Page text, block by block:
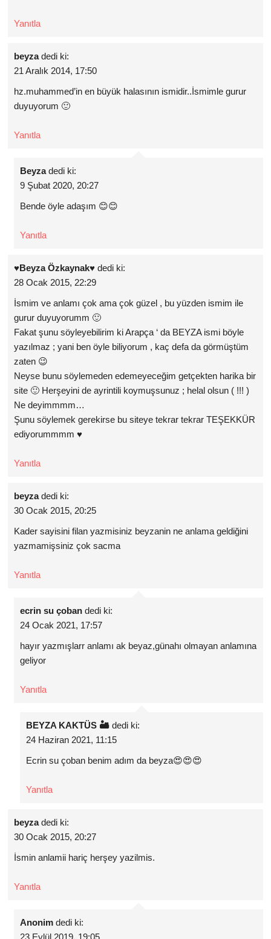
Yanıtla
beyza dedi ki:
21 Aralık 2014, 17:50
hz.muhammed’in en büyük halasının ismidir..İsmimle gurur
duyuyorum 🙂
Yanıtla
Beyza dedi ki:
9 Şubat 2020, 20:27
Bende öyle adaşım 😊😊
Yanıtla
♥Beyza Özkaynak♥ dedi ki:
28 Ocak 2015, 22:29
İsmim ve anlamı çok ama çok güzel , bu yüzden ismim ile
gurur duyuyorumm 🙂
Fakat şunu söyleyebilirim ki Arapça ‘ da BEYZA ismi böyle
yazılmaz ; yani ben öyle biliyorum , kaç defa da görmüştüm
zaten 😉
Neyse bunu söylemeden edemeyeceğim getçekten harika bir
site 🙂 Herşeyini de ayrintili koymuşsunuz ; helal olsun ( !!! )
Ne deyimmmm…
Şunu söylemek gerekirse bu siteye tekrar tekrar TEŞEKKÜR
ediyorummmm ♥
Yanıtla
beyza dedi ki:
30 Ocak 2015, 20:25
Kader sayisini filan yazmisiniz beyzanin ne anlama geldiğini
yazmamişsiniz çok sacma
Yanıtla
ecrin su çoban dedi ki:
24 Ocak 2021, 17:57
hayır yazmışlarr anlamı ak beyaz,günahı olmayan anlamına
geliyor
Yanıtla
BEYZA KAKTÜS 🏜 dedi ki:
24 Haziran 2021, 11:15
Ecrin su çoban benim adım da beyza😍😍😍
Yanıtla
beyza dedi ki:
30 Ocak 2015, 20:27
İsmin anlamii hariç herşey yazilmis.
Yanıtla
Anonim dedi ki:
23 Eylül 2019, 19:05